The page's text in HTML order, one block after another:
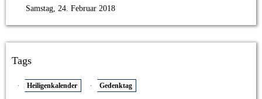
Samstag, 24. Februar 2018
Tags
Heiligenkalender Gedenktag